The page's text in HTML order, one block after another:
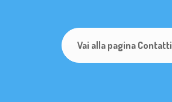
Vai alla pagina Contatti